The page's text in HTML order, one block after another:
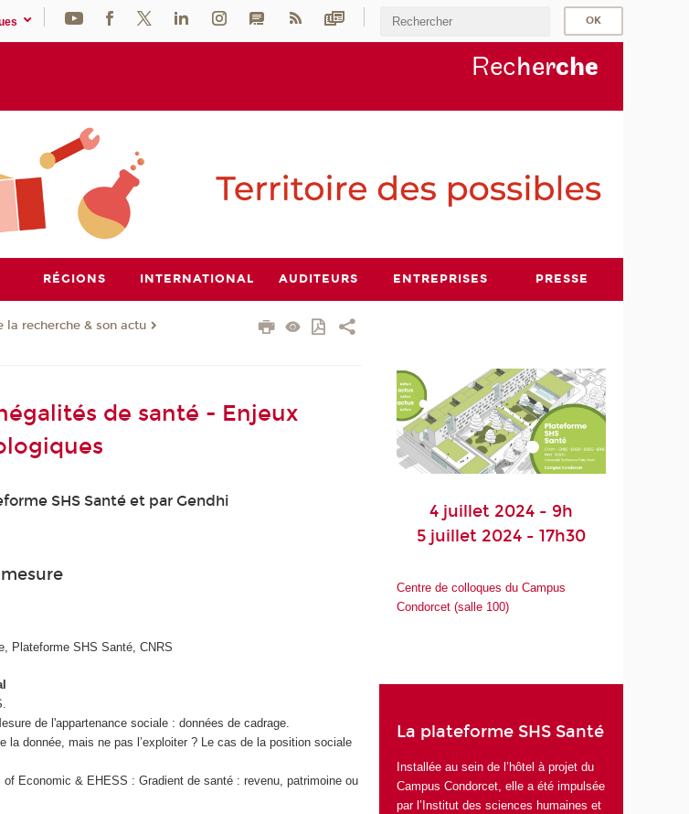
Recherche
RÉGIONS INTERNATIONAL AUDITEURS ENTREPRISES PRESSE
la recherche & son actu
de santé - Enjeux
SHS Santé et par Gendhi
Plateforme SHS Santé, CNRS
de l'appartenance sociale : données de cadrage.
la donnée, mais ne pas l’exploiter ? Le cas de la position sociale
Economic & EHESS : Gradient de santé : revenu, patrimoine ou
4 juillet 2024 - 9h
5 juillet 2024 - 17h30
Centre de colloques du Campus
Condorcet (salle 100)
La plateforme SHS Santé
Installée au sein de l’hôtel à projet du
Campus Condorcet, elle a été impulsée
par l’Institut des sciences humaines et